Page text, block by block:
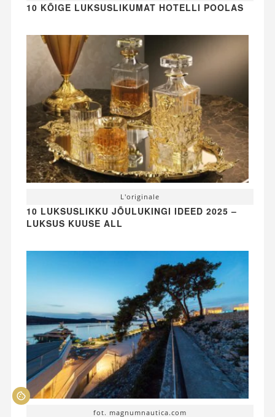
10 KÕIGE LUKSUSLIKUMAT HOTELLI POOLAS
L'originale
10 LUKSUSLIKKU JÕULUKINGI IDEED 2025 –
LUKSUS KUUSE ALL
fot. magnumnautica.com